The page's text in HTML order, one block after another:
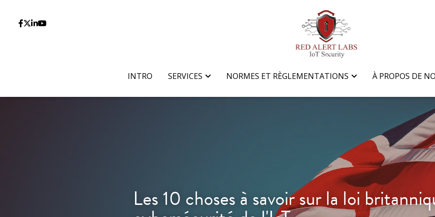
INTRO SERVICES NORMES ET RÈGLEMENTATIONS À PROPOS DE
INTRO SERVICES NORMES ET RÈGLEMENTATIONS À PROPOS DE
Les 10 choses à savoir sur la loi